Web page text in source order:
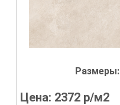
Размеры:
Цена: 2372 р/м2